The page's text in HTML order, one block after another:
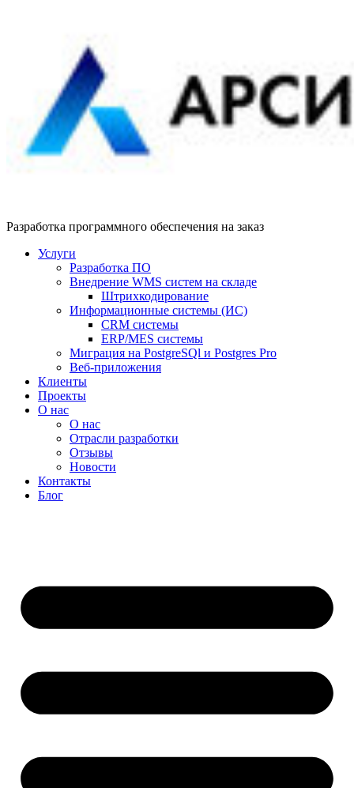
Разработка программного обеспечения на заказ
Услуги
Разработка ПО
Внедрение WMS систем на складе
Штрихкодирование
Информационные системы (ИС)
CRM системы
ERP/MES системы
Миграция на PostgreSQl и Postgres Pro
Веб-приложения
Клиенты
Проекты
О нас
О нас
Отрасли разработки
Отзывы
Новости
Контакты
Блог